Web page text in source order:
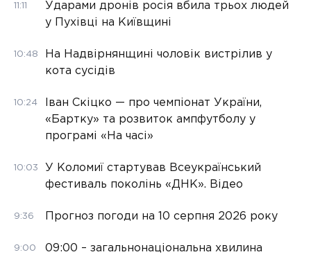
11:11
Ударами дронів росія вбила трьох людей
у Пухівці на Київщині
10:48
На Надвірнянщині чоловік вистрілив у
кота сусідів
10:24
Іван Скіцко — про чемпіонат України,
«Бартку» та розвиток ампфутболу у
програмі «На часі»
10:03
У Коломиї стартував Всеукраїнський
фестиваль поколінь «ДНК». Відео
9:36 Прогноз погоди на 10 серпня 2026 року
9:00
09:00 – загальнонаціональна хвилина